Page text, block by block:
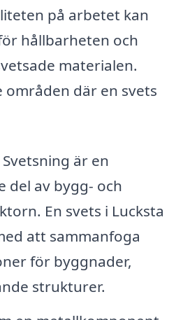
på arbetet kan
hållbarheten och
materialen.
områden där en svets
Svetsning är en
del av bygg- och
En svets i Lucksta
att sammanfoga
för byggnader,
strukturer.